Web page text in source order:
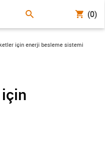
(0)
right
için enerji besleme sistemi